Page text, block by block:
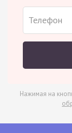
Нажимая на